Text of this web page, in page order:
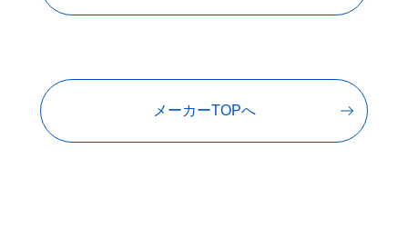
メーカーTOPへ